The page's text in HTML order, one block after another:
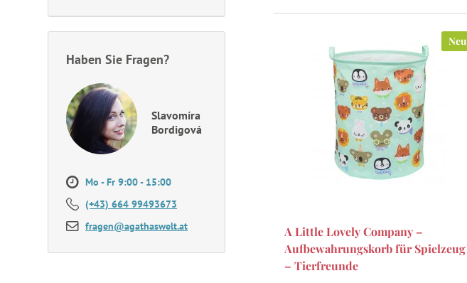
Haben Sie Fragen?
Slavomíra
Bordigová
Mo - Fr 9:00 - 15:00
(+43) 664 99493673
fragen@agathaswelt.at
Neu
A Little Lovely Company –
Aufbewahrungskorb für Spielzeug
– Tierfreunde